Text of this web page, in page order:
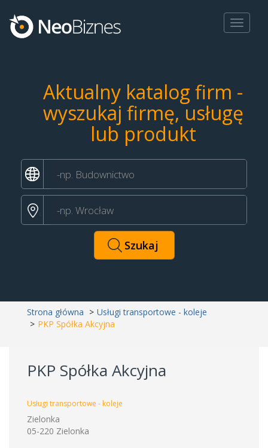
Toggle
Aktualny katalog firm -
wyszukaj firmę, usługę
lub produkt
Strona główna
Usługi transportowe - koleje
PKP Spółka Akcyjna
PKP Spółka Akcyjna
Usługi transportowe - koleje
Zielonka
05-220 Zielonka